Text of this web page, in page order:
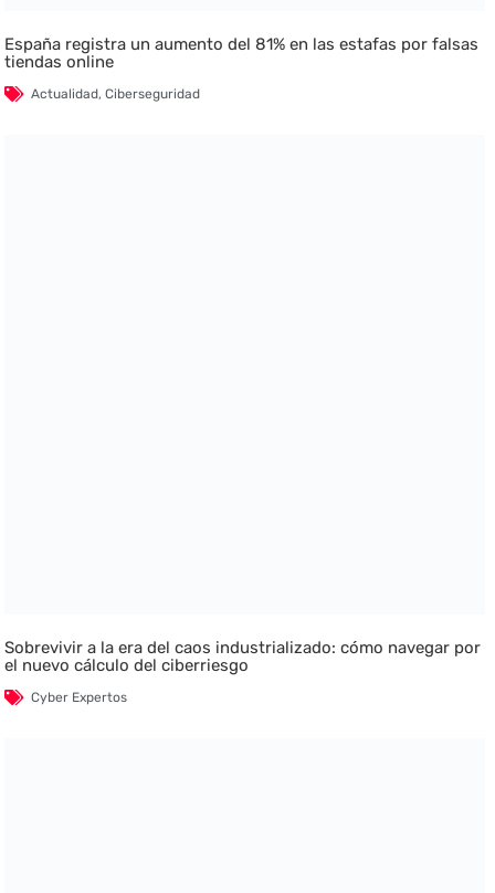
España registra un aumento del 81% en las estafas por falsas
tiendas online
Actualidad,Ciberseguridad
Sobrevivir a la era del caos industrializado: cómo navegar por
el nuevo cálculo del ciberriesgo
Cyber Expertos